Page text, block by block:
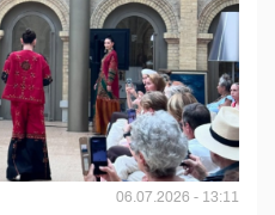
06.07.2026 - 13:11